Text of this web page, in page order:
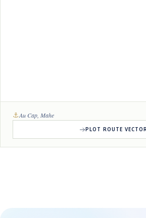
⚓Au Cap, Mahe
PLOT ROUTE